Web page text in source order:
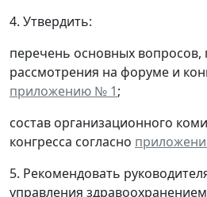
4. Утвердить:
перечень основных вопросов,
рассмотрения на форуме и
приложению № 1;
состав организационного
конгресса согласно
5. Рекомендовать
управления